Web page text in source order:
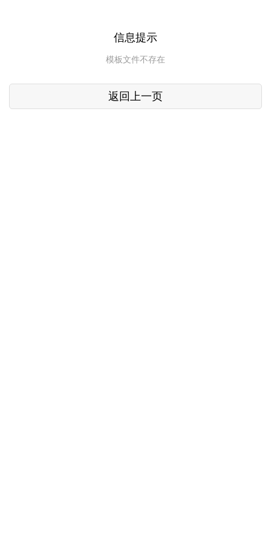
信息提示
模板文件不存在
返回上一页